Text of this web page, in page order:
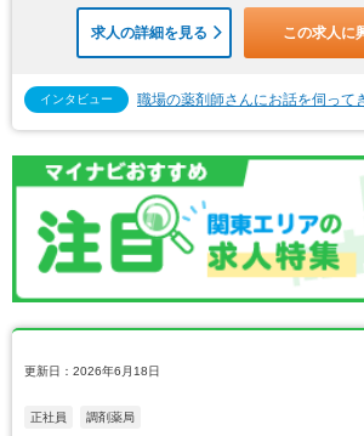
求人の詳細を見る この求人に
インタビュー 職場の薬剤師さんにお話を伺って
更新日：2026年6月18日
正社員 調剤薬局